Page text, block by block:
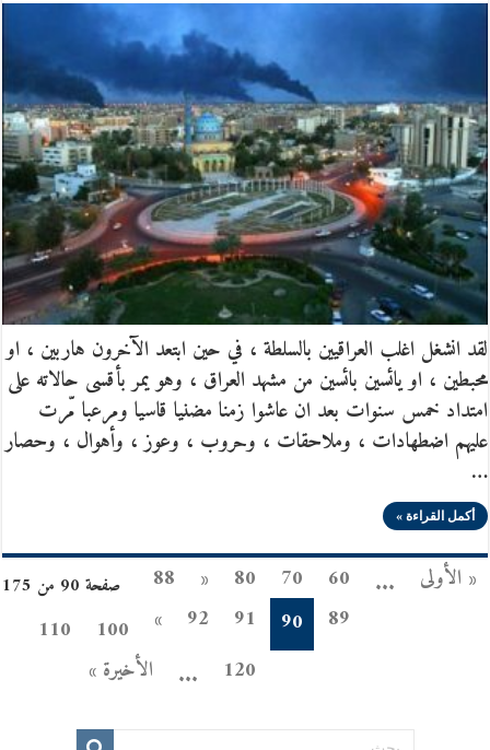
لقد انشغل اغلب العراقيين بالسلطة ، في حين ابتعد الآخرون هاربين ، او
محبطين ، او يائسين بائسين من مشهد العراق ، وهو يمر بأقسى حالاته على
امتداد خمس سنوات بعد ان عاشوا زمنا مضنيا قاسيا ومرعبا مّرت
عليهم اضطهادات ، وملاحقات ، وحروب ، وعوز ، وأهوال ، وحصار
…
أكمل القراءة »
صفحة 90 من 175 « الأولى ...
60
70
80
«
88
89
90
91
92
»
100
110
120
... الأخيرة »